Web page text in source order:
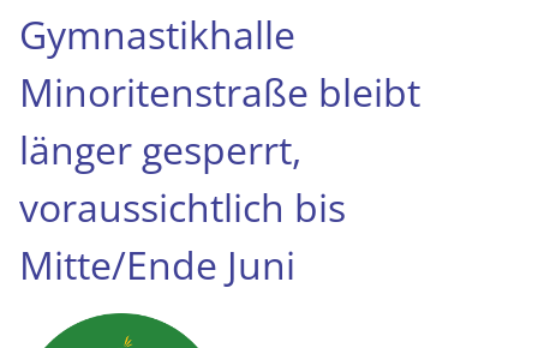
Gymnastikhalle
Minoritenstraße bleibt
länger gesperrt,
voraussichtlich bis
Mitte/Ende Juni